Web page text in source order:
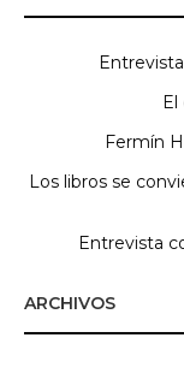
El
Fermín
Los libros se
Entrevista
ARCHIVOS